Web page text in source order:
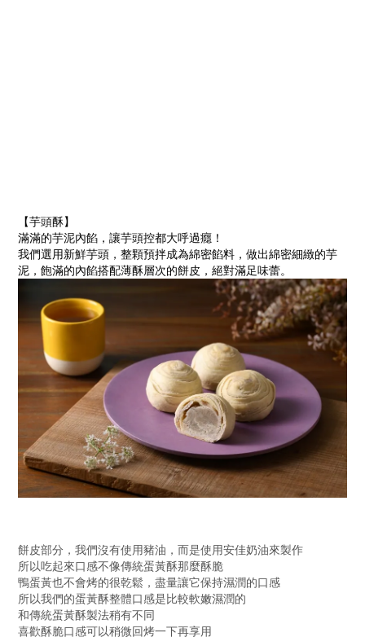
【芋頭酥】
滿滿的芋泥內餡，讓芋頭控都大呼過癮！
我們選用新鮮芋頭，整顆預拌成為綿密餡料，做出綿密細緻的芋
泥，飽滿的內餡搭配薄酥層次的餅皮，絕對滿足味蕾。
餅皮部分，我們沒有使用豬油，而是使用安佳奶油來製作
所以吃起來口感不像傳統蛋黃酥那麼酥脆
鴨蛋黃也不會烤的很乾鬆，盡量讓它保持濕潤的口感
所以我們的蛋黃酥整體口感是比較軟嫩濕潤的
和傳統蛋黃酥製法稍有不同
喜歡酥脆口感可以稍微回烤一下再享用